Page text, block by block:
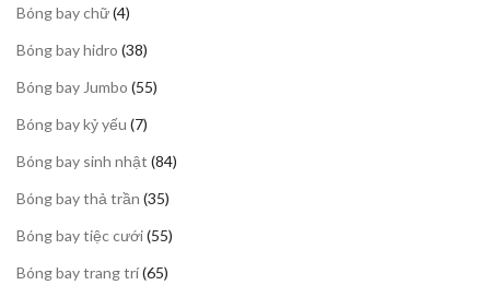
Bóng bay chữ 44
phẩm
Bóng bay hidro 3838
phẩm
Bóng bay Jumbo 5555
Bóng bay kỷ yếu 77
phẩm
Bóng bay sinh nhật 8484
Bóng bay thả trần 3535
phẩm
Bóng bay tiệc cưới 5555
Bóng bay trang trí 6565